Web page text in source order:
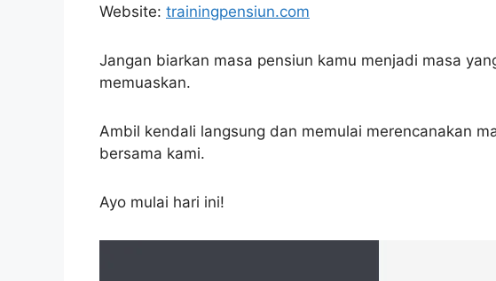
Website: trainingpensiun.com
Jangan biarkan masa pensiun kamu menjadi masa
memuaskan.
Ambil kendali langsung dan memulai merencanakan
bersama kami.
Ayo mulai hari ini!